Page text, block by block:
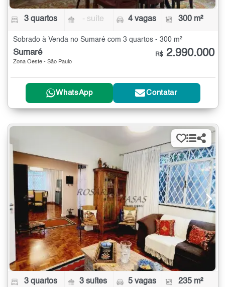
3 quartos - suíte 4 vagas 300 m²
Sobrado à Venda no Sumaré com 3 quartos - 300 m²
Sumaré
Zona Oeste - São Paulo
R$ 2.990.000
WhatsApp Contatar
3 quartos 3 suítes 5 vagas 235 m²